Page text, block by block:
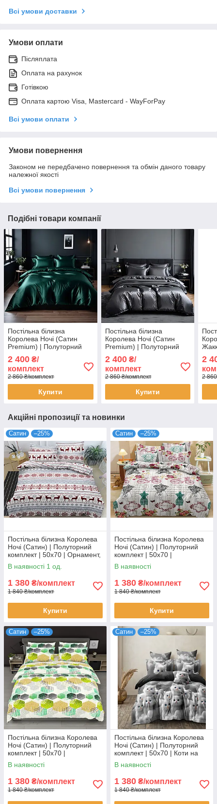
Всі умови доставки
Умови оплати
Післяплата
Оплата на рахунок
Готівкою
Оплата картою Visa, Mastercard - WayForPay
Всі умови оплати
Умови повернення
Законом не передбачено повернення та обмін даного товару
належної якості
Всі умови повернення
Подібні товари компанії
Постільна білизна
Королева Ночі (Сатин
Premium) | Полуторний
Однотонний темно-
зелений
2 400 ₴/
комплект
2 860 ₴/комплект
Купити
Постільна білизна
Королева Ночі (Сатин
Premium) | Полуторний
Однотонний темно-сірий
2 400₴/
комплект
2 860 ₴/комплект
Купити
2
2
Акційні пропозиції та новинки
Сатин –25%
Постільна білизна Королева
Ночі (Сатин) | Полуторний
комплект | 50х70 | Орнамент,
Олені, Сніжинки
В наявності 1 од.
1 380 ₴/комплект
1 840 ₴/комплект
Купити
Сатин –25%
Постільна білизна Королева
Ночі (Сатин) | Полуторний
комплект | 50х70 |
Різнокольорова абстракція,
Ейфелева вежа
В наявності
1 380 ₴/комплект
1 840 ₴/комплект
Купити
Сатин –25%
Постільна білизна Королева
Ночі (Сатин) | Полуторний
комплект | 50х70 |
Різнокольорова абстракція на
світлому
В наявності
1 380 ₴/комплект
1 840 ₴/комплект
Сатин –25%
Постільна білизна Королева
Ночі (Сатин) | Полуторний
комплект | 50х70 | Коти на
сірому
В наявності
1 380 ₴/комплект
1 840 ₴/комплект